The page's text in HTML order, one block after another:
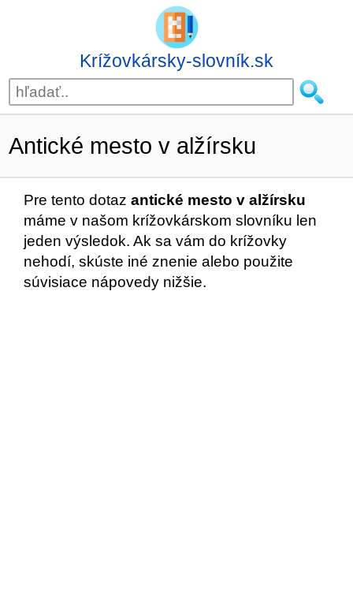
Krížovkársky-slovník.sk
Antické mesto v alžírsku
Pre tento dotaz antické mesto v alžírsku
máme v našom krížovkárskom slovníku len
jeden výsledok. Ak sa vám do krížovky
nehodí, skúste iné znenie alebo použite
súvisiace nápovedy nižšie.